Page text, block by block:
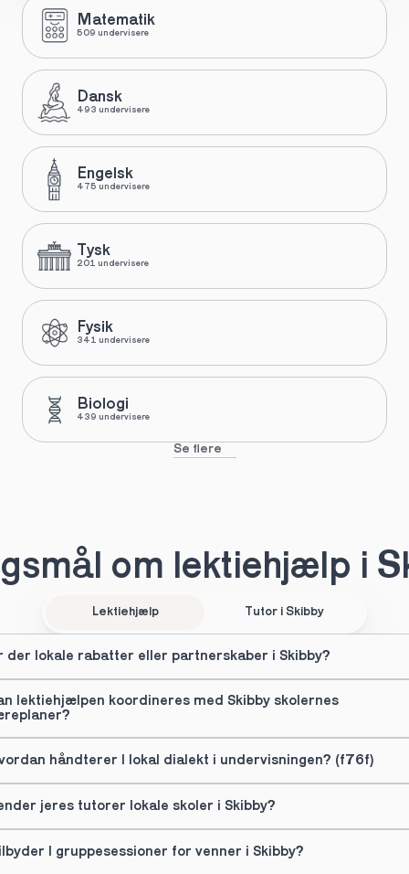
Matematik
509 undervisere
Dansk
493 undervisere
Engelsk
475 undervisere
Tysk
201 undervisere
Fysik
341 undervisere
Biologi
439 undervisere
Se flere
om lektiehjælp i
Lektiehjælp Tutor i Skibby
der lokale rabatter eller partnerskaber i Skibby?
lektiehjælpen koordineres med Skibby skolernes
håndterer I lokal dialekt i undervisningen? (f76f)
jeres tutorer lokale skoler i Skibby?
I gruppesessioner for venner i Skibby?